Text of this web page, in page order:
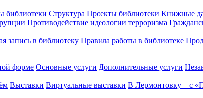
библиотеки Структура Проекты библиотеки Книжные
Противодействие идеологии терроризма
запись в библиотеку Правила работы в библиотеке
форме Основные услуги Дополнительные услуги
Выставки Виртуальные выставки В Лермонтовку – с